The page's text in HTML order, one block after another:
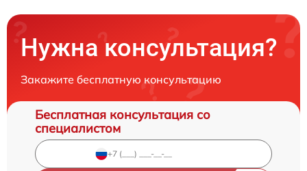
Нужна консультация?
Закажите бесплатную консультацию
Бесплатная консультация со
специалистом